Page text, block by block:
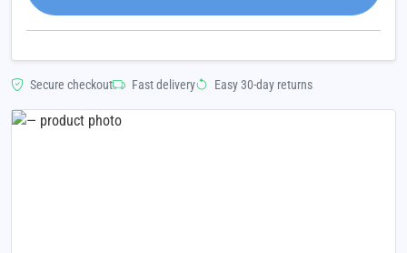
Secure checkout Fast delivery Easy 30-day returns